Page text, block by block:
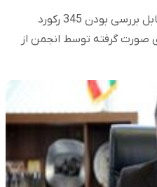
دبیر انجمن نظارت بر انتخابات از قابل بررسی بودن 345 رکورد
صورت گرفته توسط انجمن از